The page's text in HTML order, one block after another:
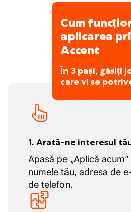
Cum
aplicarea
Accent
În 3 pași, găsiți
care vi se
1. Arată-ne interesul
Apasă pe „Aplică
numele tău, adresa de
de telefon.